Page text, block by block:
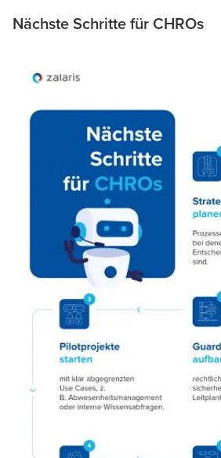
Nächste Schritte für CHROs